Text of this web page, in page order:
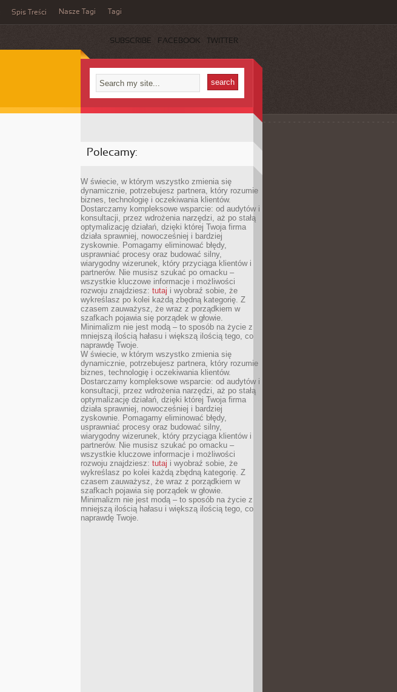
Spis Treści Nasze Tagi Tagi
SUBSCRIBE FACEBOOK TWITTER
Polecamy:
W świecie, w którym wszystko zmienia się
dynamicznie, potrzebujesz partnera, który rozumie
biznes, technologię i oczekiwania klientów.
Dostarczamy kompleksowe wsparcie: od audytów i
konsultacji, przez wdrożenia narzędzi, aż po stałą
optymalizację działań, dzięki której Twoja firma
działa sprawniej, nowocześniej i bardziej
zyskownie. Pomagamy eliminować błędy,
usprawniać procesy oraz budować silny,
wiarygodny wizerunek, który przyciąga klientów i
partnerów. Nie musisz szukać po omacku –
wszystkie kluczowe informacje i możliwości
rozwoju znajdziesz: tutaj i wyobraź sobie, że
wykreślasz po kolei każdą zbędną kategorię. Z
czasem zauważysz, że wraz z porządkiem w
szafkach pojawia się porządek w głowie.
Minimalizm nie jest modą – to sposób na życie z
mniejszą ilością hałasu i większą ilością tego, co
naprawdę Twoje.
W świecie, w którym wszystko zmienia się
dynamicznie, potrzebujesz partnera, który rozumie
biznes, technologię i oczekiwania klientów.
Dostarczamy kompleksowe wsparcie: od audytów i
konsultacji, przez wdrożenia narzędzi, aż po stałą
optymalizację działań, dzięki której Twoja firma
działa sprawniej, nowocześniej i bardziej
zyskownie. Pomagamy eliminować błędy,
usprawniać procesy oraz budować silny,
wiarygodny wizerunek, który przyciąga klientów i
partnerów. Nie musisz szukać po omacku –
wszystkie kluczowe informacje i możliwości
rozwoju znajdziesz: tutaj i wyobraź sobie, że
wykreślasz po kolei każdą zbędną kategorię. Z
czasem zauważysz, że wraz z porządkiem w
szafkach pojawia się porządek w głowie.
Minimalizm nie jest modą – to sposób na życie z
mniejszą ilością hałasu i większą ilością tego, co
naprawdę Twoje.